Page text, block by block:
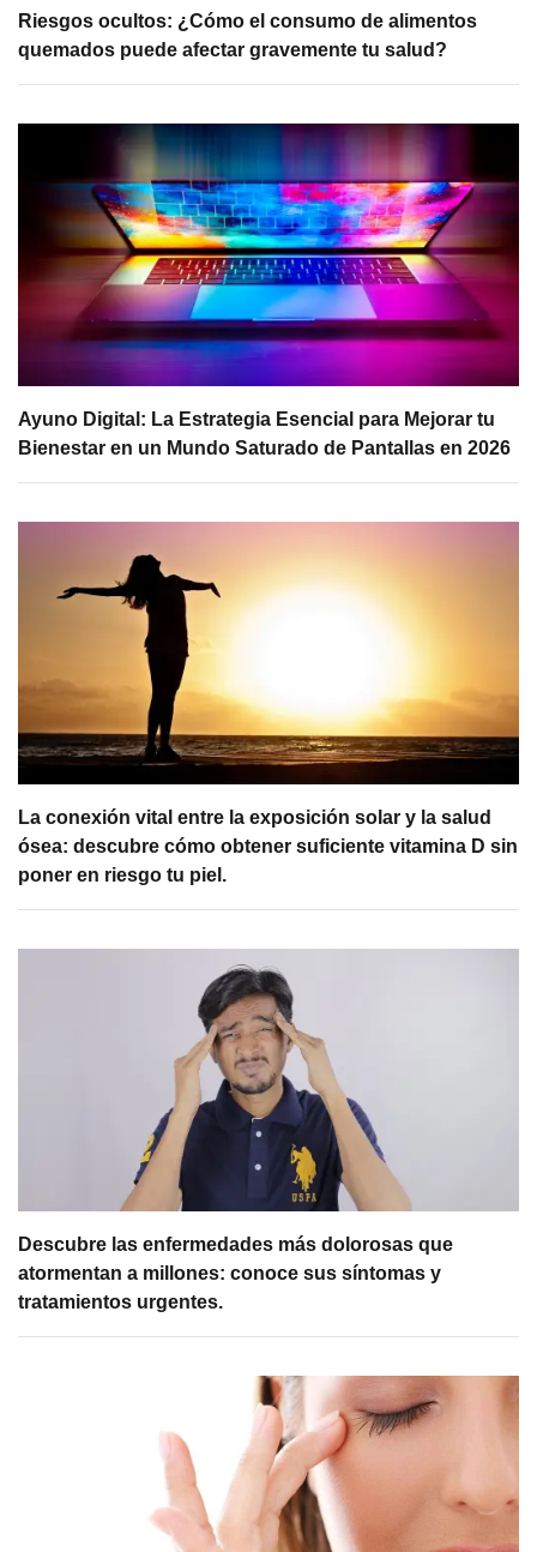
Riesgos ocultos: ¿Cómo el consumo de alimentos
quemados puede afectar gravemente tu salud?
Ayuno Digital: La Estrategia Esencial para Mejorar tu
Bienestar en un Mundo Saturado de Pantallas en 2026
La conexión vital entre la exposición solar y la salud
ósea: descubre cómo obtener suficiente vitamina D sin
poner en riesgo tu piel.
Descubre las enfermedades más dolorosas que
atormentan a millones: conoce sus síntomas y
tratamientos urgentes.